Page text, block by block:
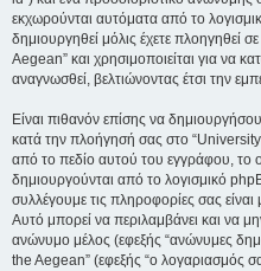
εκχωρούνται αυτόματα από το
δημιουργηθεί μόλις έχετε πλοηγηθεί
Aegean” και χρησιμοποιείται για να
αναγνωσθεί, βελτιώνοντας έτσι την
Είναι πιθανόν επίσης να
κατά την πλοήγησή σας στο “University
από το πεδίο αυτού του εγγράφου, το
δημιουργούνται από το λογισμικό
συλλέγουμε τις πληροφορίες σας
Αυτό μπορεί να περιλαμβάνει και να
ανώνυμο μέλος (εφεξής “ανώνυμες
the Aegean” (εφεξής “ο λογαριασμός